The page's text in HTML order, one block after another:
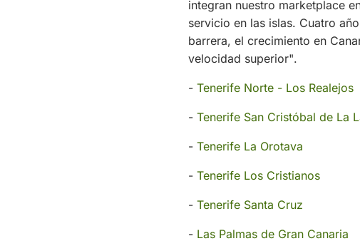
integran nuestro marketplace
servicio en las islas. Cuatro
barrera, el crecimiento en
velocidad superior".
- Tenerife Norte - Los Realejos
- Tenerife San Cristóbal de La
- Tenerife La Orotava
- Tenerife Los Cristianos
- Tenerife Santa Cruz
- Las Palmas de Gran Canaria